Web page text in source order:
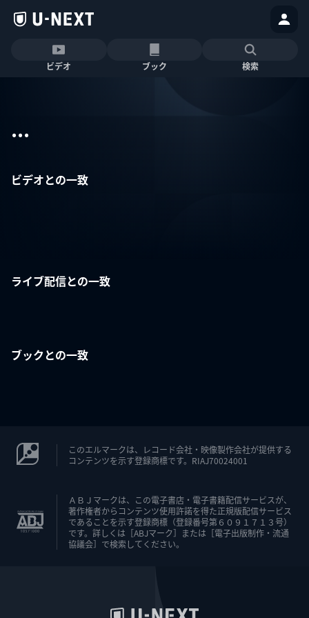
ビデオ ブック 検索
...
ビデオとの一致
ライブ配信との一致
ブックとの一致
このエルマークは、レコード会社・映像製作会社が提供する
コンテンツを示す登録商標です。RIAJ70024001
ＡＢＪマークは、この電子書店・電子書籍配信サービスが、
著作権者からコンテンツ使用許諾を得た正規版配信サービス
であることを示す登録商標（登録番号第６０９１７１３号）
です。詳しくは［ABJマーク］または［電子出版制作・流通
協議会］で検索してください。